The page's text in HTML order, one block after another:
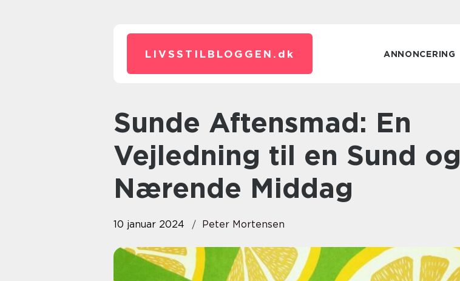
LIVSSTILBLOGGEN. dk ANNONCERING
Sunde Aftensmad: En
Vejledning til en Sund og
Nærende Middag
10 januar 2024 Peter Mortensen